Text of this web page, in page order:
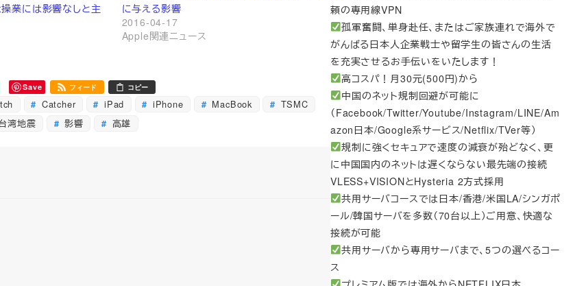
業には影響なしと主
に与える影響
2016-04-17
Apple関連ニュース
Save フィード コピー
Catcher iPad iPhone MacBook
TSMC
湾地震 影響 高雄
頼の専用線VPN
孤軍奮闘、単身赴任、またはご家族連れで海外で
がんばる日本人企業戦士や留学生の皆さんの生活
を充実させるお手伝いをいたします！
高コスパ！月30元(500円)から
中国のネット規制回避が可能に
（Facebook/Twitter/Youtube/Instagram/LINE/Am
azon日本/Google系サービス/Netflix/TVer等）
規制に強くセキュアで速度の減衰が殆どなく、更
に中国国内のネットは遅くならない最先端の接続
VLESS+VISIONとHysteria 2方式採用
共用サーバコースでは日本/香港/米国LA/シンガポ
ール/韓国サーバを多数（70台以上）ご用意、快適な
接続が可能
共用サーバから専用サーバまで、5つの選べるコー
ス